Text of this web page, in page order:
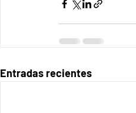
Entradas recientes